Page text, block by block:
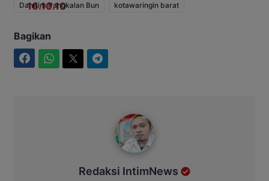
Dandim Pangkalan Bun kotawaringin barat
Bagikan
Redaksi IntimNews